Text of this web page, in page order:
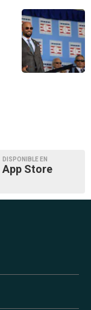
DISPONIBLE EN
App Store